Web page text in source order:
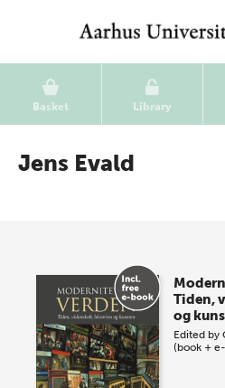
Basket Library
Jens Evald
Tiden,
og
Edited by
(book +